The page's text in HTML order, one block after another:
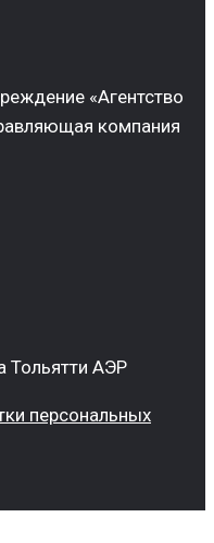
«Агентство
компания
Тольятти АЭР
персональных